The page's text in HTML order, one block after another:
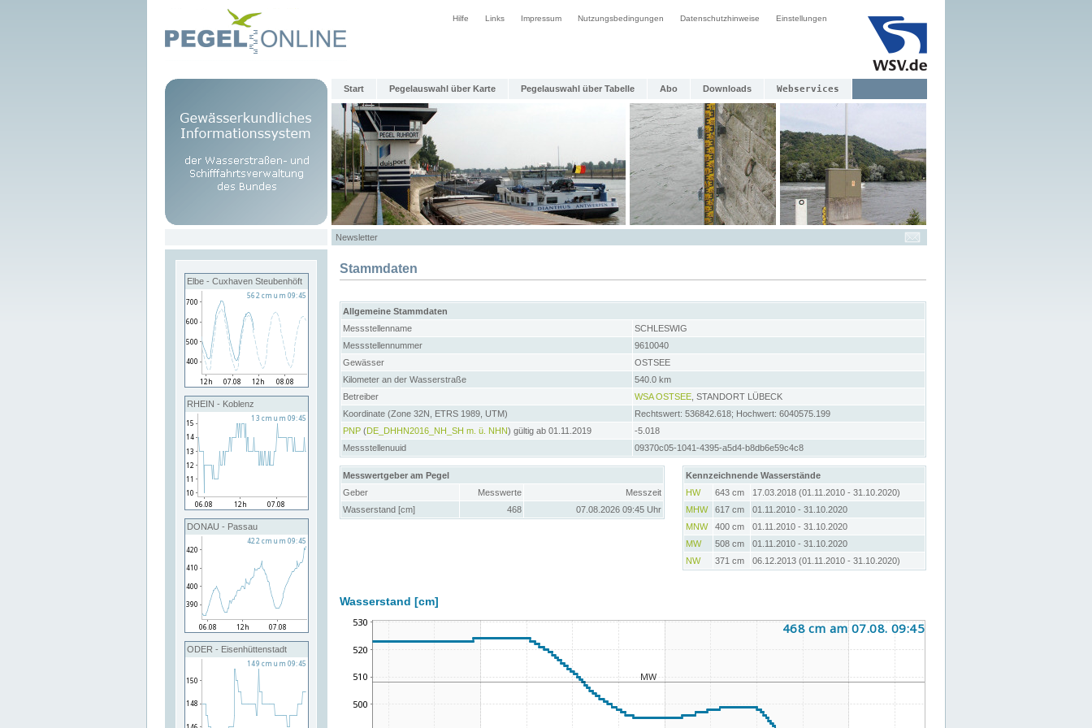
Hilfe Links Impressum Nutzungsbedingungen Datenschutzhinweise Einstellungen
Start Pegelauswahl über Karte Pegelauswahl über Tabelle Abo Downloads Webservices
Newsletter
Elbe - Cuxhaven Steubenhöft
RHEIN - Koblenz
DONAU - Passau
ODER - Eisenhüttenstadt
Stammdaten
Allgemeine Stammdaten
Messstellenname
SCHLESWIG
Messstellennummer
9610040
Gewässer
OSTSEE
Kilometer an der Wasserstraße
540.0 km
Betreiber
WSA OSTSEE , STANDORT LÜBECK
Koordinate (Zone 32N, ETRS 1989, UTM)
Rechtswert: 536842.618; Hochwert: 6040575.199
PNP (DE_DHHN2016_NH_SH m. ü. NHN) gültig ab 01.11.2019
-5.018
Messstellenuuid
09370c05-1041-4395-a5d4-b8db6e59c4c8
Messwertgeber am Pegel
Geber
Messwerte
Messzeit
Wasserstand [cm]
468 07.08.2026 09:45 Uhr
Kennzeichnende Wasserstände
HW
643 cm
17.03.2018 (01.11.2010 - 31.10.2020)
MHW
617 cm
01.11.2010 - 31.10.2020
MNW
400 cm
01.11.2010 - 31.10.2020
MW
508 cm
01.11.2010 - 31.10.2020
NW
371 cm 06.12.2013 (01.11.2010 - 31.10.2020)
Wasserstand [cm]